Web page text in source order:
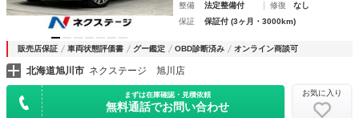
整備
法定整備付 修復
なし
保証
保証付 (3ヶ月・3000km)
販売店保証 車両状態評価書 グー鑑定 OBD診断済み オンライン商談可
北海道旭川市 ネクステージ 旭川店
まずは在庫確認・見積依頼
無料通話でお問い合わせ
お気に入り